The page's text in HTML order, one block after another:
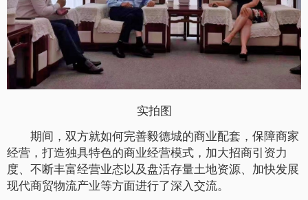
实拍图
期间，双方就如何完善毅德城的商业配套，保障商家
经营，打造独具特色的商业经营模式，加大招商引资力
度、不断丰富经营业态以及盘活存量土地资源、加快发展
现代商贸物流产业等方面进行了深入交流。